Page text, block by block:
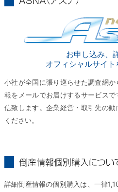
お申し込み、
オフィシャルサイ
小社が全国に張り巡らせた調査網
報をメールでお届けするサービス
信致します。企業経営・取引先の
ください。
詳細倒産情報の個別購入は、一律